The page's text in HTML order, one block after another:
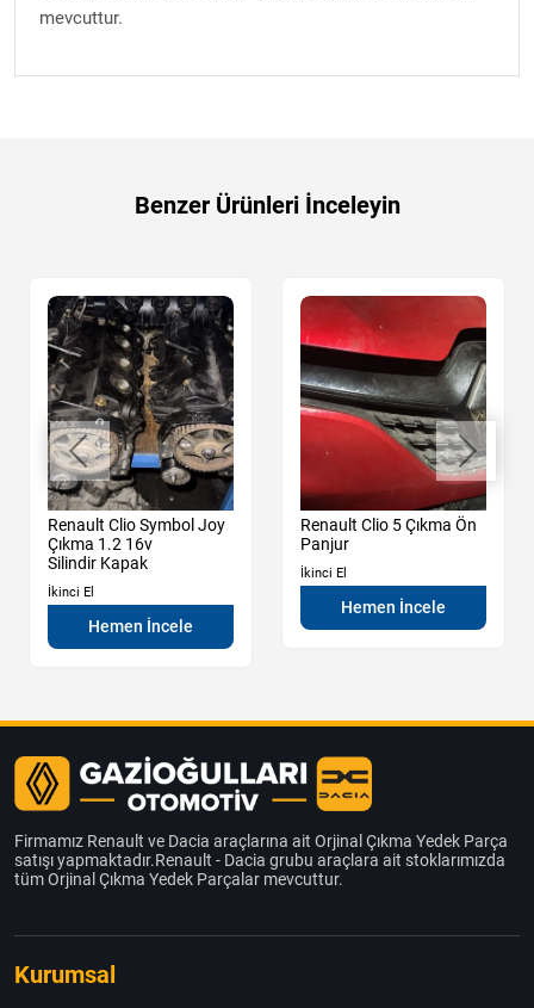
mevcuttur.
Benzer Ürünleri İnceleyin
Renault Clio Symbol Joy
Çıkma 1.2 16v
Silindir Kapak
İkinci El
Hemen İncele
Renault Clio 5 Çıkma Ön
Panjur
İkinci El
Hemen İncele
Firmamız Renault ve Dacia araçlarına ait Orjinal Çıkma Yedek Parça
satışı yapmaktadır.Renault - Dacia grubu araçlara ait stoklarımızda
tüm Orjinal Çıkma Yedek Parçalar mevcuttur.
Kurumsal